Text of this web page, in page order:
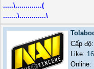
.....\.............(
.......\.............\
Cấp độ:
Like:
Online: